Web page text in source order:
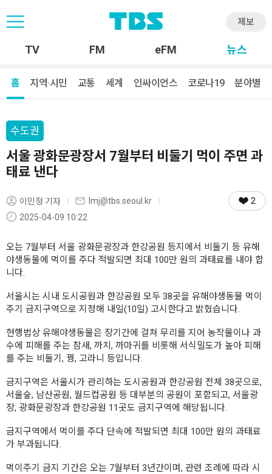
제보
TV FM eFM 뉴스
홈 지역·시민 교통 세계 인싸이언스 코로나19 분야별
수도권
서울 광화문광장서 7월부터 비둘기 먹이 주면 과
태료 낸다
이민정 기자
lmj@tbs.seoul.kr
2025-04-09 10:22
2
오는 7월부터 서울 광화문광장과 한강공원 등지에서 비둘기 등 유해
야생동물에 먹이를 주다 적발되면 최대 100만 원의 과태료를 내야 합
니다.
서울시는 시내 도시공원과 한강공원 모두 38곳을 유해야생동물 먹이
주기 금지구역으로 지정해 내일(10일) 고시한다고 밝혔습니다.
현행법상 유해야생동물은 장기간에 걸쳐 무리를 지어 농작물이나 과
수에 피해를 주는 참새, 까치, 까마귀를 비롯해 서식밀도가 높아 피해
를 주는 비둘기, 꿩, 고라니 등입니다.
금지구역은 서울시가 관리하는 도시공원과 한강공원 전체 38곳으로,
서울숲, 남산공원, 월드컵공원 등 대부분의 공원이 포함되고, 서울광
장, 광화문광장과 한강공원 11곳도 금지구역에 해당됩니다.
금지구역에서 먹이를 주다 단속에 적발되면 최대 100만 원의 과태료
가 부과됩니다.
먹이주기 금지 기간은 오는 7월부터 3년간이며, 관련 조례에 따라 시